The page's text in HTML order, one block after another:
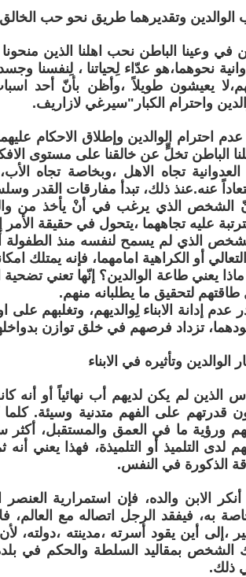
وتقديرهما طريق نحو حب الخالق
في وعينا الباطن نحب اهلنا الذين
نحوهما،هو عدّاء لِحياتنا ، لِنفسنا
يعيشون طويلاً ،وأظن بأنّ أحد
واحترام الكبار"سيرغي لازاريف.
عدم احترام الوالدين وإطلاق الاحكام
الباطن تخلٍّ عن خالقنا على مستوى
العدوانية تجاه الاهل ،وبخاصة تجاه
عنه.عنذ ذلك، تبدأ مفارقات القدر
الشخص الذي يرغب في أنْ يأخذ من
عليه تجاههما ،يتحول في حقيقة
الذي لم يسمح لنفسه منذ الطفولة
التعالي أو الكراهية امامهما، فإنه
يعني طاعة الوالدين؟ إنّها تعني تضحية
لتحقيق ما يطلبانه منهم.
عدم إدانة الابناء لِوالديهم، وتغلبهم
تزداد فرصهم في خلق توازن
الوالدين وتأثيره في الابناء
الذين لم يكن لديهم أب نهائياً أو أنه
قدرتهم على الفهم متدنية وسيئة.
ورؤية ما في العمق والمستقبل،
لدى التلميذ أو التلميذة، فهذا يعني
الذكورة في النفس.
أنكر الابن والده، فإن استمرارية
به، فيفقد الرجل اتصاله مع العالم،
،إلى أين يقود أسرته ،مدينته
الشخص بمقاليد السلطة والحكم في
ذلك.